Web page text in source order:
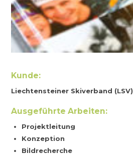
Kunde:
Liechtensteiner Skiverband (LSV)
Ausgeführte Arbeiten:
Projektleitung
Konzeption
Bildrecherche